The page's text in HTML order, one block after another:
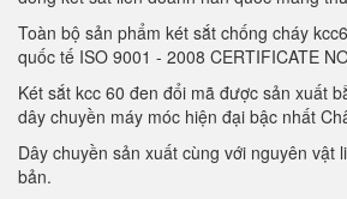
Toàn bộ sản phẩm két sắt chống cháy
quốc tế ISO 9001 - 2008 CERTIFICATE
Két sắt kcc 60 đen đổi mã được sản xuất
dây chuyền máy móc hiện đại bậc nhất
Dây chuyền sản xuất cùng với nguyên vật
bản.